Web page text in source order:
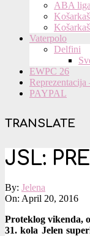
ABA liga
Vaterpolo
Delfini
EWPC 26
PAYPAL
TRANSLATE
JSL:
By: Jelena
On: April 20, 2016
Proteklog vikenda,
31. kola Jelen